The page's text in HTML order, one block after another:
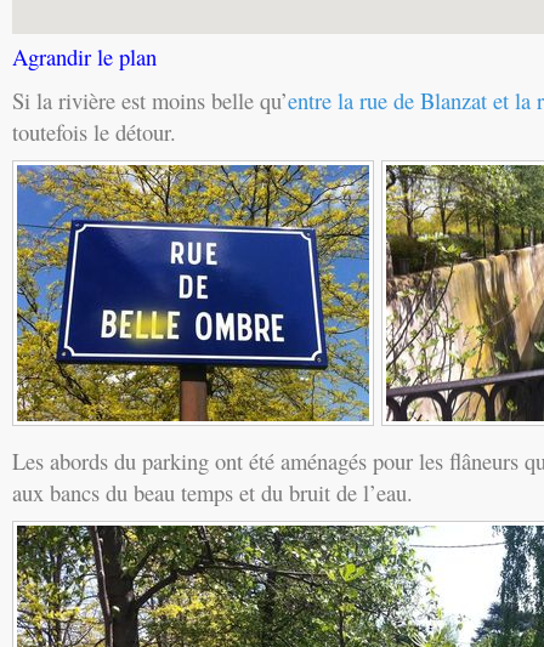
Agrandir le plan
Si la rivière est moins belle qu’entre la rue de Blanzat et la
toutefois le détour.
Les abords du parking ont été aménagés pour les flâneurs
aux bancs du beau temps et du bruit de l’eau.